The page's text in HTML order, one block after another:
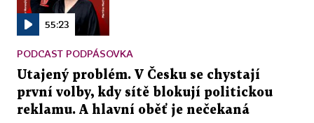
55:23
PODCAST PODPÁSOVKA
Utajený problém. V Česku se chystají
první volby, kdy sítě blokují politickou
reklamu. A hlavní oběť je nečekaná